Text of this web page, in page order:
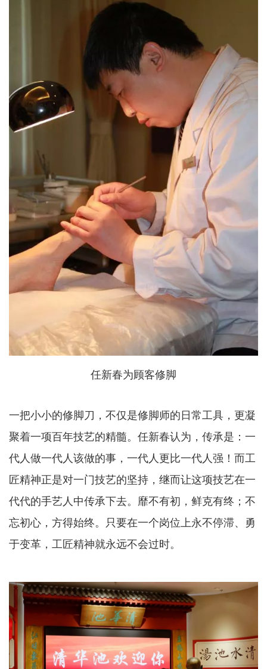
任新春为顾客修脚
一把小小的修脚刀，不仅是修脚师的日常工具，更凝
聚着一项百年技艺的精髓。任新春认为，传承是：一
代人做一代人该做的事，一代人更比一代人强！而工
匠精神正是对一门技艺的坚持，继而让这项技艺在一
代代的手艺人中传承下去。靡不有初，鲜克有终；不
忘初心，方得始终。只要在一个岗位上永不停滞、勇
于变革，工匠精神就永远不会过时。